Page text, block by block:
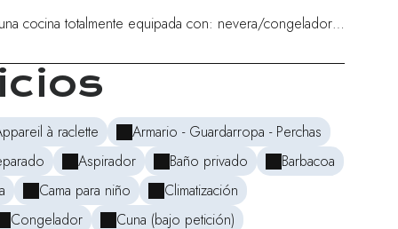
cocina totalmente equipada con: nevera/congelador
empotrado; placa de inducción; campana; horno
de raclette, mesa redonda, sillas.
con ducha, dos lavabos, secador de toallas, tabla de
cinco camas individuales, dos habitaciones
doble.
paños de cocina.
bajo petición.
de la casa.
à raclette
Armario - Guardarropa - Perchas
Aspirador Baño privado
Barbacoa
Cama para niño
Climatización
Congelador
Cuna (bajo petición)